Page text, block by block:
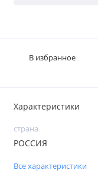
В избранное
Характеристики
страна
РОССИЯ
Все характеристики